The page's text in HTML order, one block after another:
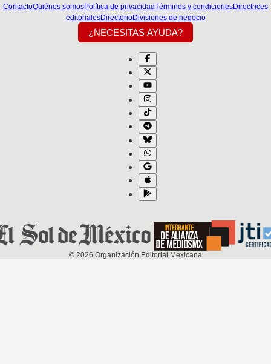
ContactoQuiénes somosPolítica de privacidadTérminos y condicionesDirectrices
editorialesDirectorioDivisiones de negocio
¿NECESITAS AYUDA?
© 2026 Organización Editorial Mexicana